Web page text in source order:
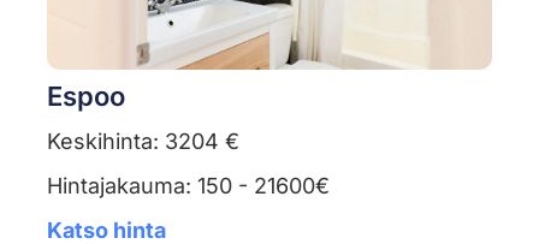
Espoo
Keskihinta: 3204 €
Hintajakauma: 150 - 21600€
Katso hinta